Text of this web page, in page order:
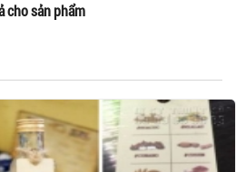
cho sản phẩm